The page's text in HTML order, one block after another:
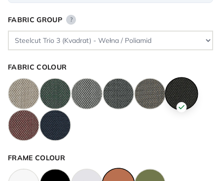
FABRIC GROUP ?
FABRIC COLOUR
FRAME COLOUR